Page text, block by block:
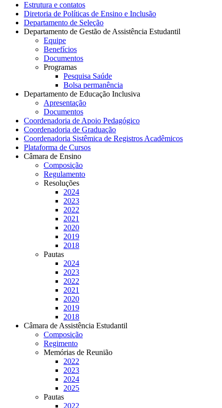
Estrutura e contatos
Diretoria de Políticas de Ensino e Inclusão
Departamento de Seleção
Departamento de Gestão de Assistência Estudantil
Equipe
Benefícios
Documentos
Programas
Pesquisa Saúde
Bolsa permanência
Departamento de Educação Inclusiva
Apresentação
Documentos
Coordenadoria de Apoio Pedagógico
Coordenadoria de Graduação
Coordenadoria Sistêmica de Registros Acadêmicos
Plataforma de Cursos
Câmara de Ensino
Composição
Regulamento
Resoluções
2024
2023
2022
2021
2020
2019
2018
Pautas
2024
2023
2022
2021
2020
2019
2018
Câmara de Assistência Estudantil
Composição
Regimento
Memórias de Reunião
2022
2023
2024
2025
Pautas
2022